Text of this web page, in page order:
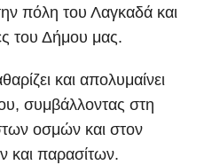
πόλη του Λαγκαδά και
του Δήμου μας.
και απολυμαίνει
συμβάλλοντας στη
οσμών και στον
και παρασίτων.